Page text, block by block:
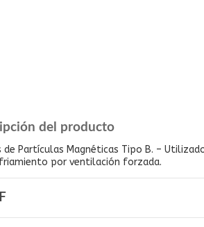
del producto
de Partículas Magnéticas Tipo B. –
por ventilación forzada.